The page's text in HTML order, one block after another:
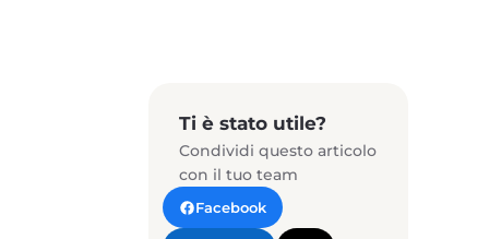
Ti è stato utile?
Condividi questo articolo
con il tuo team
Facebook